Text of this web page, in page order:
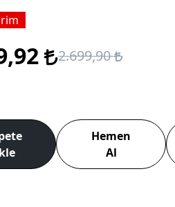
2.699,90
Hemen
Al